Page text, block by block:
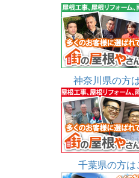
神奈川県の方
千葉県の方は